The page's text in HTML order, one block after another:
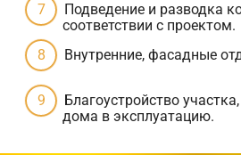
Подведение и разводка
соответствии с проектом.
Внутренние, фасадные
Благоустройство
дома в эксплуатацию.